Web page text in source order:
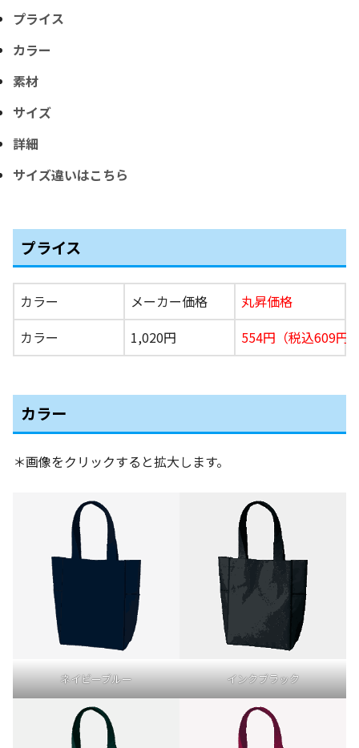
プライス
カラー
素材
サイズ
詳細
サイズ違いはこちら
プライス
カラー メーカー価格
丸昇価格
カラー
1,020円 554円（税込609円
カラー
＊画像をクリックすると拡大します。
ネイビーブルー インクブラック